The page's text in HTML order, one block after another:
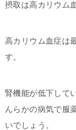
摂取は高カリウム
高カリウム血症は
す。
腎機能が低下して
んらかの病気で服
いでしょう。